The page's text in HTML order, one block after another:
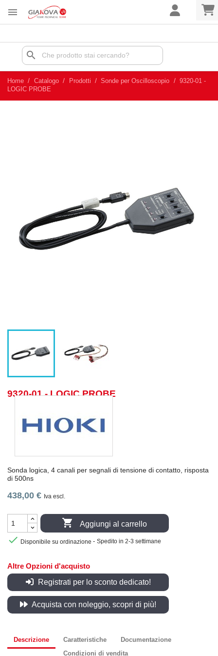

search
Home Catalogo Prodotti Sonde per Oscilloscopio
9320-01 -
LOGIC PROBE
9320-01 - LOGIC PROBE
Sonda logica, 4 canali per segnali di tensione di contatto, risposta
di 500ns
438,00 € Iva escl.
 Aggiungi al carrello
 Disponibile su ordinazione - Spedito in 2-3 settimane
Altre Opzioni d'acquisto
Registrati per lo sconto dedicato!
Acquista con noleggio, scopri di più!
Descrizione Caratteristiche
Documentazione
Condizioni di vendita